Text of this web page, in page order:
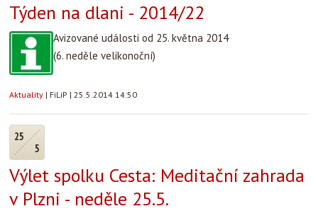
Týden na dlani - 2014/22
Avizované události od 25. května 2014
(6. neděle velikonoční)
Aktuality | FiLiP | 25.5.2014 14:50
25
5
Výlet spolku Cesta: Meditační zahrada
v Plzni - neděle 25.5.